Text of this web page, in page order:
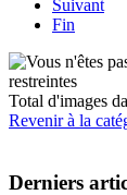
Suivant
Fin
restreintes
Total d'images
Revenir à la
Derniers